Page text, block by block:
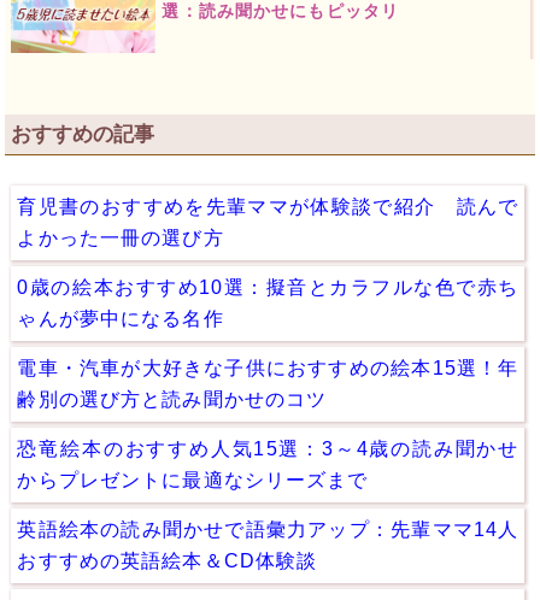
選：読み聞かせにもピッタリ
おすすめの記事
育児書のおすすめを先輩ママが体験談で紹介 読んで
よかった一冊の選び方
0歳の絵本おすすめ10選：擬音とカラフルな色で赤ち
ゃんが夢中になる名作
電車・汽車が大好きな子供におすすめの絵本15選！年
齢別の選び方と読み聞かせのコツ
恐竜絵本のおすすめ人気15選：3～4歳の読み聞かせ
からプレゼントに最適なシリーズまで
英語絵本の読み聞かせで語彙力アップ：先輩ママ14人
おすすめの英語絵本＆CD体験談